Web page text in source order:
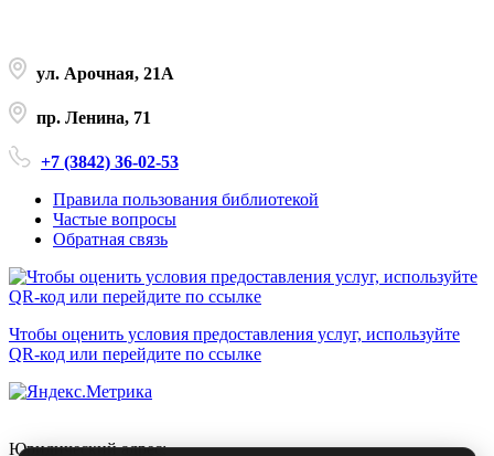
ул. Арочная, 21А
пр. Ленина, 71
+7 (3842) 36-02-53
Правила пользования библиотекой
Частые вопросы
Обратная связь
Чтобы оценить условия предоставления услуг, используйте
QR-код или перейдите по ссылке
Юридический адрес: